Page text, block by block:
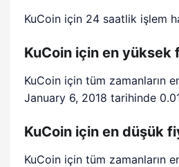
KuCoin için 24 saatlik işlem
KuCoin için en yüksek
KuCoin için tüm zamanların
January 6, 2018 tarihinde
KuCoin için en düşük
KuCoin için tüm zamanların